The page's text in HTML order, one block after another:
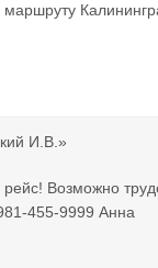
маршруту
И.В.»
Возможно
455-9999 Анна